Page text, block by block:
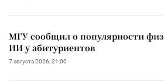
МГУ сообщил о популярности
ИИ у абитуриентов
7 августа 2026, 21:00